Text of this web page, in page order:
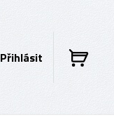
Přihlásit